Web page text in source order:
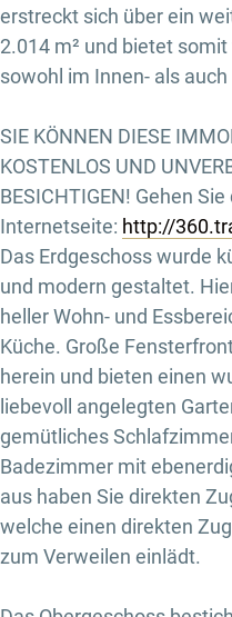
erstreckt sich über ein
2.014 m² und bietet
sowohl im Innen- als
SIE KÖNNEN DIESE
KOSTENLOS UND
BESICHTIGEN! Gehen
Internetseite: http://
Das Erdgeschoss wurde
und modern gestaltet.
heller Wohn- und
Küche. Große
herein und bieten einen
liebevoll angelegten
gemütliches
Badezimmer mit
aus haben Sie direkten
welche einen direkten
zum Verweilen einlädt.